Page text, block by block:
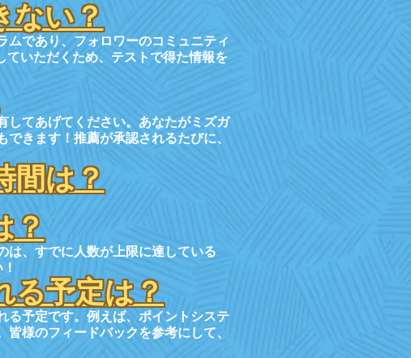
ない？
であり、フォロワーのコミュニティ
いただくため、テストで得た情報を
してあげてください。あなたがミズガ
きます！推薦が承認されるたびに、
間は？
？
は、すでに人数が上限に達している
る予定は？
る予定です。例えば、ポイントシステ
様のフィードバックを参考にして、